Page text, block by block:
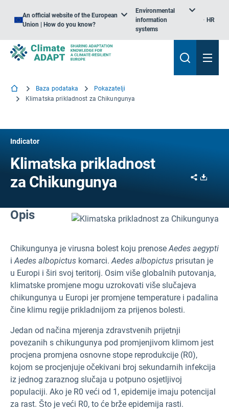
An official website of the European
Union | How do you know?
Environmental
information
systems
HR
Baza podataka
Pokazatelji
Klimatska prikladnost za Chikungunya
Indicator
Klimatska prikladnost
za Chikungunya
Share
Opis
Chikungunya je virusna bolest koju prenoseAedes aegypti
iAedes albopictus komarci.Aedes albopictus prisutan je
u Europi i širi svoj teritorij. Osim više globalnih putovanja,
klimatske promjene mogu uzrokovati više slučajeva
chikungunya u Europi jer promjene temperature i padalina
čine klimu regije prikladnijom za prijenos bolesti.
Jedan od načina mjerenja zdravstvenih prijetnji
povezanih s chikungunya pod promjenjivom klimom jest
procjena promjena osnovne stope reprodukcije (R0),
kojom se procjenjuje očekivani broj sekundarnih infekcija
iz jednog zaraznog slučaja u potpuno osjetljivoj
populaciji. Ako je R0 veći od 1, epidemije imaju potencijal
za rast. Što je veći R0, to će brže epidemija rasti.